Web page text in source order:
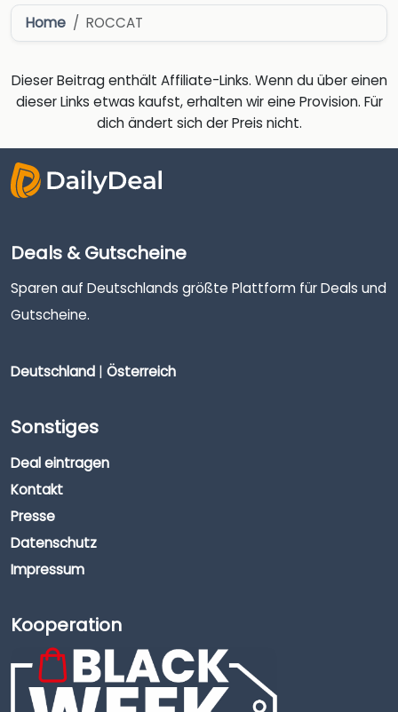
Home ROCCAT
Dieser Beitrag enthält Affiliate-Links. Wenn du über einen
dieser Links etwas kaufst, erhalten wir eine Provision. Für
dich ändert sich der Preis nicht.
Deals & Gutscheine
Sparen auf Deutschlands größte Plattform für Deals und
Gutscheine.
Deutschland | Österreich
Sonstiges
Deal eintragen
Kontakt
Presse
Datenschutz
Impressum
Kooperation